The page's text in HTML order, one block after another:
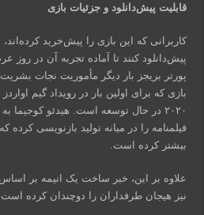
قابلیت پیش‌دانلود و جزئیات بازی
کاربرانی که این بازی را پیش‌خرید کرده‌اند،
پیش‌دانلود کنند تا آماده تجربه آن در
پورتر بریجز بار دیگر مأموریت نجات
۲۰۲۰ در حال توسعه است. هیدئو کوجیما
فیلمنامه را در میانه تولید بازنویسی کرده
بیشتر کرده است.
نیز هیجان طرفداران را دوچندان کرده است.